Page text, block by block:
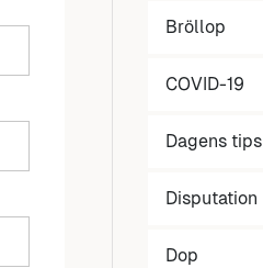
Bröllop
COVID-19
Dagens tips
Disputation
Dop